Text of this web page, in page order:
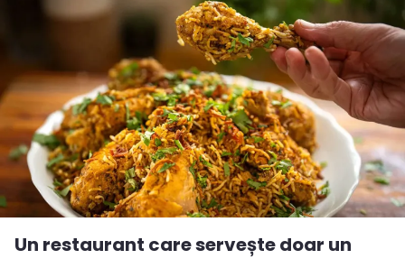
Un restaurant care servește doar un